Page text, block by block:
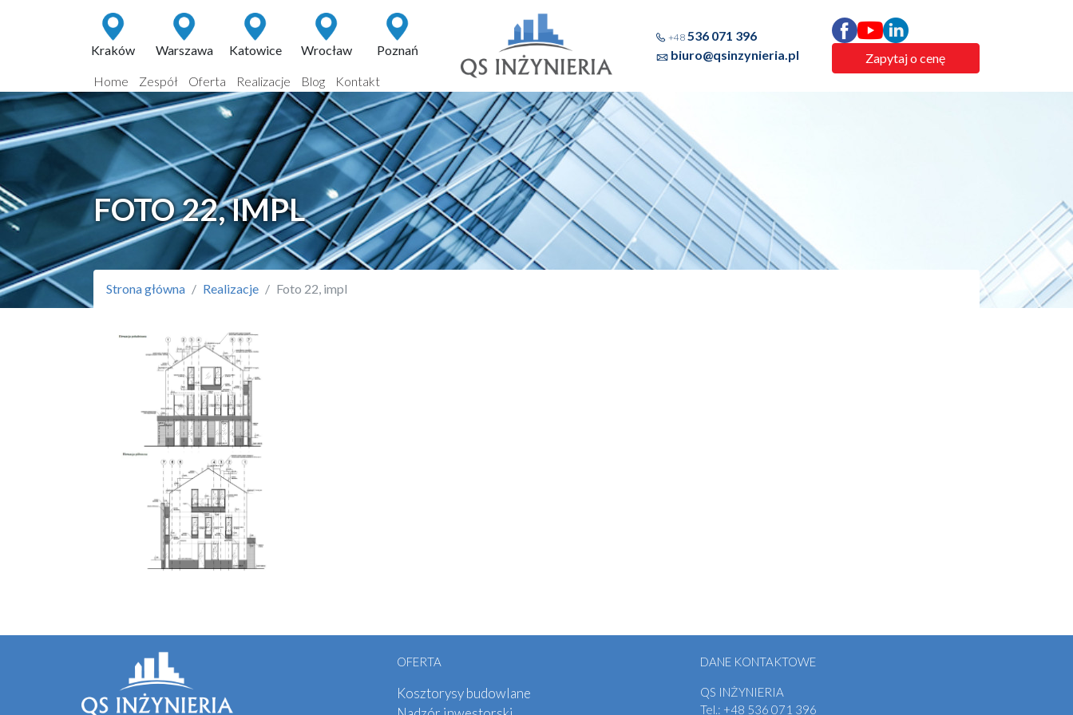
Kraków Warszawa Katowice Wrocław Poznań
Home Zespół Oferta Realizacje Blog Kontakt
+48 536 071 396
biuro@qsinzynieria.pl
Zapytaj o cenę
FOTO 22, IMPL
Strona główna Realizacje Foto 22, impl
OFERTA
Kosztorysy budowlane
DANE KONTAKTOWE
QS INŻYNIERIA
Tel.: +48 536 071 396